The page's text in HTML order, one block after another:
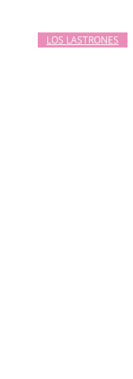
LOS LASTRONES